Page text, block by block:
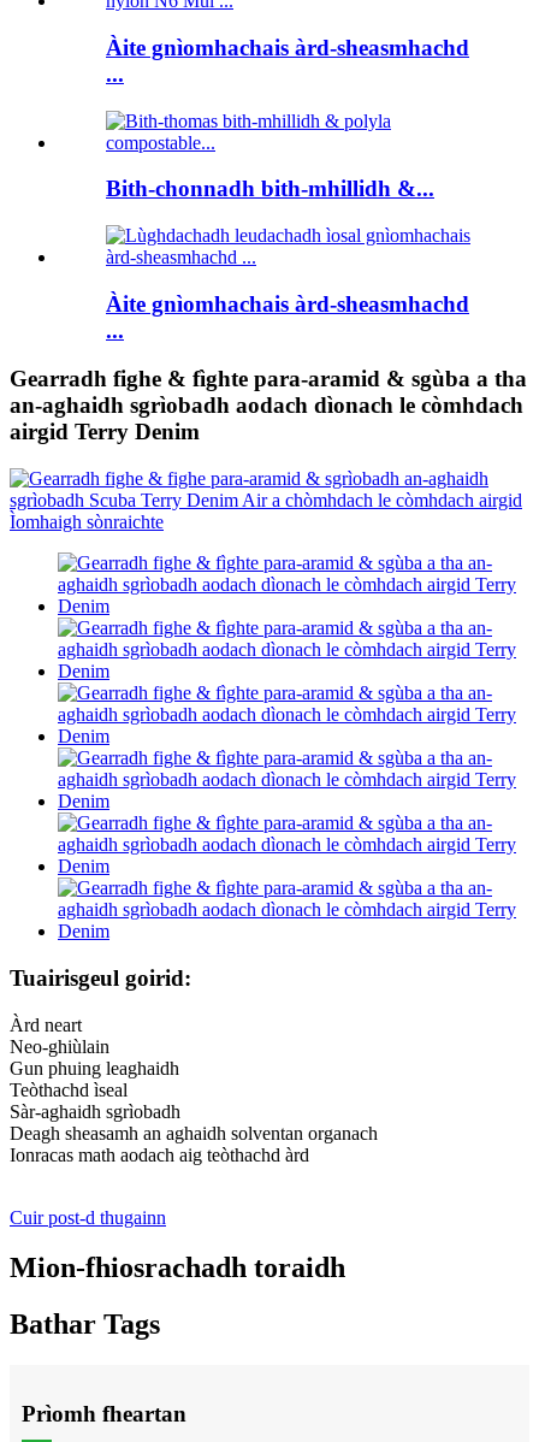
Àite gnìomhachais àrd-sheasmhachd
...
Bith-chonnadh bith-mhillidh &...
Àite gnìomhachais àrd-sheasmhachd
...
Gearradh fighe & fìghte para-aramid & sgùba a tha
an-aghaidh sgrìobadh aodach dìonach le còmhdach
airgid Terry Denim
Tuairisgeul goirid:
Àrd neart
Neo-ghiùlain
Gun phuing leaghaidh
Teòthachd ìseal
Sàr-aghaidh sgrìobadh
Deagh sheasamh an aghaidh solventan organach
Ionracas math aodach aig teòthachd àrd
Cuir post-d thugainn
Mion-fhiosrachadh toraidh
Bathar Tags
Prìomh fheartan